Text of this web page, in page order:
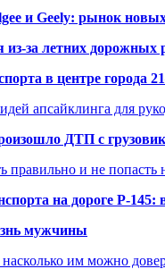
и Geely: рынок
за летних дорожных
в центре города
апсайклинга для
ДТП с
правильно и не попасть
на дороге Р-145:
мужчины
им можно